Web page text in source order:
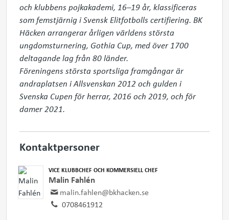
och klubbens pojkakademi, 16–19 år, klassificeras
som femstjärnig i Svensk Elitfotbolls certifiering. BK
Häcken arrangerar årligen världens största
ungdomsturnering, Gothia Cup, med över 1700
deltagande lag från 80 länder.
Föreningens största sportsliga framgångar är
andraplatsen i Allsvenskan 2012 och gulden i
Svenska Cupen för herrar, 2016 och 2019, och för
damer 2021.
Kontaktpersoner
VICE KLUBBCHEF OCH KOMMERSIELL CHEF
Malin Fahlén
malin.fahlen@bkhacken.se
0708461912